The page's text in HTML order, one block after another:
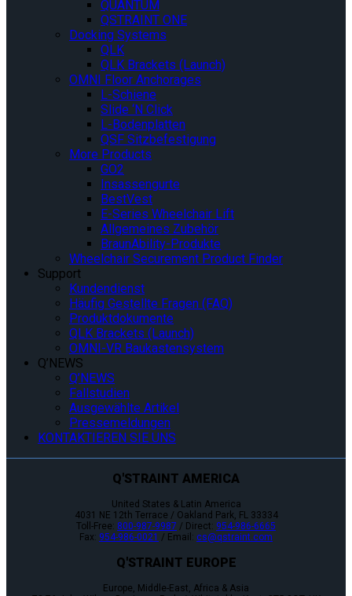
QUANTUM
QSTRAINT ONE
Docking Systems
QLK
QLK Brackets (Launch)
OMNI Floor Anchorages
L-Schiene
Slide ‘N Click
L-Bodenplatten
QSF Sitzbefestigung
More Products
GO2
Insassengurte
BestVest
E-Series Wheelchair Lift
Allgemeines Zubehör
BraunAbility-Produkte
Wheelchair Securement Product Finder
Support
Kundendienst
Häufig Gestellte Fragen (FAQ)
Produktdokumente
QLK Brackets (Launch)
OMNI-VR Baukastensystem
Q’NEWS
Q’NEWS
Fallstudien
Ausgewählte Artikel
Pressemeldungen
KONTAKTIEREN SIE UNS
Q'STRAINT AMERICA
United States & Latin America
4031 NE 12th Terrace / Oakland Park, FL 33334
Toll-Free: 800-987-9987 / Direct: 954-986-6665
Fax: 954-986-0021 / Email: cs@qstraint.com
Q'STRAINT EUROPE
Europe, Middle-East, Africa & Asia